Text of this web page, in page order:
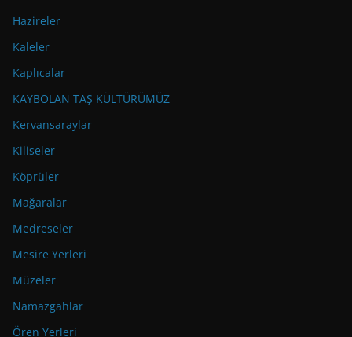
Hazireler
Kaleler
Kaplıcalar
KAYBOLAN TAŞ KÜLTÜRÜMÜZ
Kervansaraylar
Kiliseler
Köprüler
Mağaralar
Medreseler
Mesire Yerleri
Müzeler
Namazgahlar
Ören Yerleri